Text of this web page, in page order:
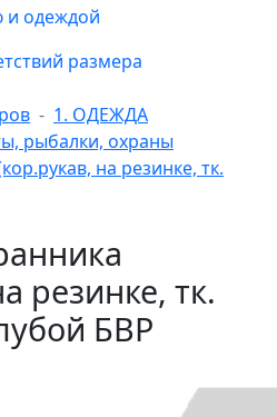
и одеждой
размера
1. ОДЕЖДА
рыбалки, охраны
на резинке, тк.
резинке, тк.
БВР